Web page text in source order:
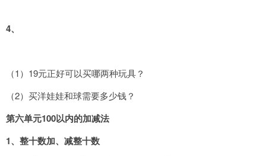
4、
（1）19元正好可以买哪两种玩具？
（2）买洋娃娃和球需要多少钱？
第六单元100以内的加减法
1、整十数加、减整十数